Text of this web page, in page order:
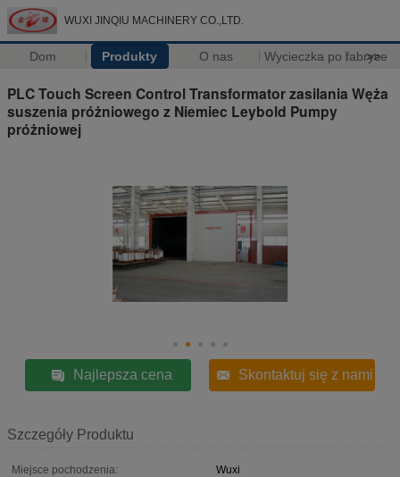
WUXI JINQIU MACHINERY CO.,LTD.
Dom Produkty O nas Wycieczka po fabryce
>>
PLC Touch Screen Control Transformator zasilania Węża
suszenia próżniowego z Niemiec Leybold Pumpy
próżniowej
Najlepsza cena Skontaktuj się z nami
Szczegóły Produktu
Miejsce pochodzenia:
Wuxi